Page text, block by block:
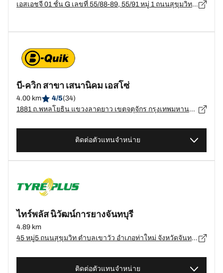
เอสเอชจี 01 ชั้น G เลขที่ 55/88-89, 55/91 หมู่ 1 ถนนสุขุมวิท ตำบลเสม็ด อำเภอเมืองชลบุรี, ชลบุรี - 20000
บี-ควิก สาขา เสนานิคม เอสโซ่
4.00 km 4/5(34)
1881 ถ.พหลโยธิน แขวงลาดยาว เขตจตุจักร กรุงเทพมหานคร, กรุงเทพมหานคร - 10900
ติดต่อตัวแทนจำหน่าย
ไทร์พลัส นิวัฒน์การยางจันทบุรี
4.89 km
45 หมู่5 ถนนสุขุมวิท ตำบลเขาวัว อำเภอท่าใหม่ จังหวัดจันทบุรี 22120, จันทบุรี - 22120
ติดต่อตัวแทนจำหน่าย